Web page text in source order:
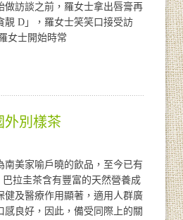
做訪談之前，羅女士拿出唇膏再
靚 D」，羅女士笑笑口接受訪
女士開始時常
外別樣茶
南美家喻戶曉的飲品，至今已有
拉圭茶含有豐富的天然營養成
健及醫療作用顯著，適用人群廣
感良好，因此，備受同際上的關